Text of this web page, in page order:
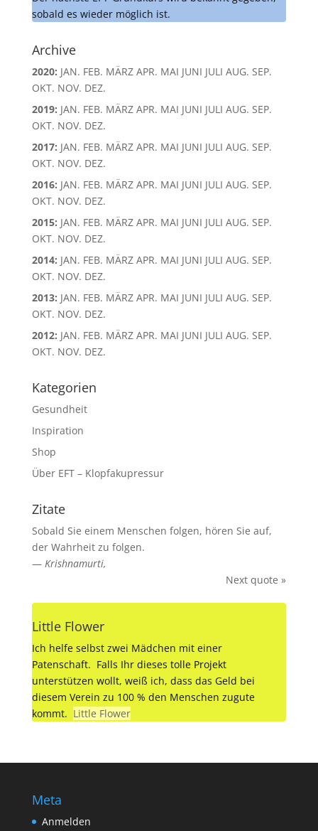
sobald es wieder möglich ist.
Archive
2020: JAN. FEB. MÄRZ APR. MAI JUNI JULI AUG. SEP.
OKT. NOV. DEZ.
2019: JAN. FEB. MÄRZ APR. MAI JUNI JULI AUG. SEP.
OKT. NOV. DEZ.
2017: JAN. FEB. MÄRZ APR. MAI JUNI JULI AUG. SEP.
OKT. NOV. DEZ.
2016: JAN. FEB. MÄRZ APR. MAI JUNI JULI AUG. SEP.
OKT. NOV. DEZ.
2015: JAN. FEB. MÄRZ APR. MAI JUNI JULI AUG. SEP.
OKT. NOV. DEZ.
2014: JAN. FEB. MÄRZ APR. MAI JUNI JULI AUG. SEP.
OKT. NOV. DEZ.
2013: JAN. FEB. MÄRZ APR. MAI JUNI JULI AUG. SEP.
OKT. NOV. DEZ.
2012: JAN. FEB. MÄRZ APR. MAI JUNI JULI AUG. SEP.
OKT. NOV. DEZ.
Kategorien
Gesundheit
Inspiration
Shop
Über EFT – Klopfakupressur
Zitate
Sobald Sie einem Menschen folgen, hören Sie auf,
der Wahrheit zu folgen.
— Krishnamurti,
Next quote »
Little Flower
Ich helfe selbst zwei Mädchen mit einer
Patenschaft. Falls Ihr dieses tolle Projekt
unterstützen wollt, weiß ich, dass das Geld bei
diesem Verein zu 100 % den Menschen zugute
kommt. Little Flower
Meta
Anmelden